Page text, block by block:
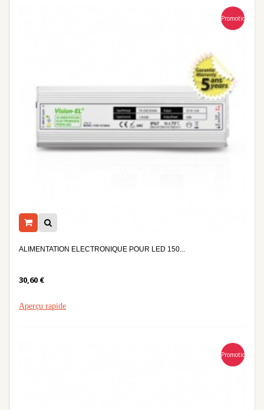
Promotion
ALIMENTATION ELECTRONIQUE POUR LED 150...
30,60 €
Aperçu rapide
Promotion